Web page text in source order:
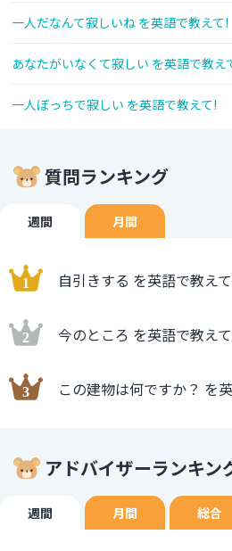
一人だなんて寂しいね を英語で教えて!
あなたがいなくて寂しい を英語で教え
一人ぼっちで寂しい を英語で教えて!
質問ランキング
週間 月間
自引きする を英語で教え
今のところ を英語で教え
この建物は何ですか？ を
アドバイザーランキン
週間 月間 総合